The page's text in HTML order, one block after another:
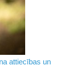
attiecības un